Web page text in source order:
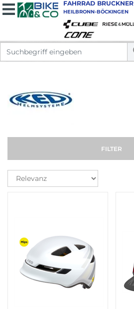
FAHRRAD BRUCKNER
HEILBRONN-BÖCKINGEN
FILTER